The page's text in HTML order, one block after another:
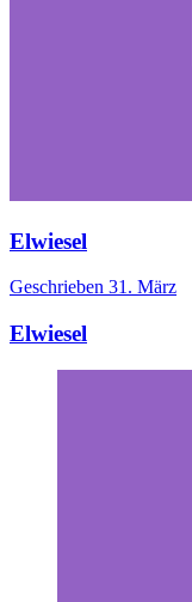
Elwiesel
Geschrieben 31. März
Elwiesel